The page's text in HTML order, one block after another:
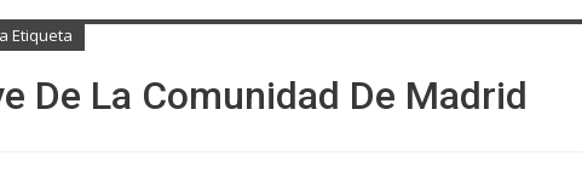
Etiqueta
De La Comunidad De Madrid